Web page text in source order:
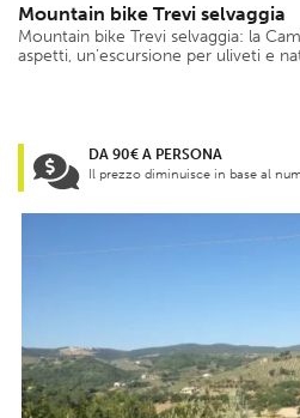
Mountain bike Trevi selvaggia
Mountain bike Trevi selvaggia: la
aspetti, un’escursione per uliveti e
DA 90€ A PERSONA
Il prezzo diminuisce in base al